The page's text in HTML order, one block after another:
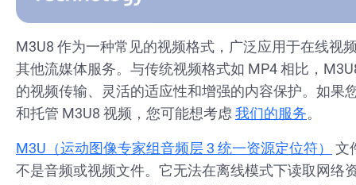
M3U8 作为一种常见的视频格式，广泛应用于在线视
其他流媒体服务。与传统视频格式如 MP4 相比，
的视频传输、灵活的适应性和增强的内容保护。如果
和托管 M3U8 视频，您可能想考虑我们的服务。
M3U（运动图像专家组音频层 3 统一资源定位符）
文
不是音频或视频文件。它无法在离线模式下读取网络